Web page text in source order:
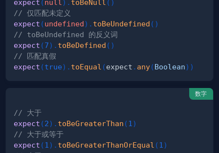
expect (null ) . toBeNull ( )
// 仅匹配未定义
expect (undefined) . toBeUndefined ( )
// toBeUndefined 的反义词
expect (7) . toBeDefined ( )
// 匹配真假
expect (true) . toEqual (expect . any(Boolean) )
数字
// 大于
expect (2) . toBeGreaterThan (1 )
// 大于或等于
expect (1 ) . toBeGreaterThanOrEqual (1 )